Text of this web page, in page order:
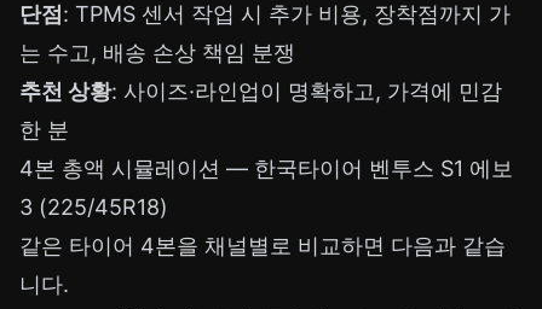
단점 : TPMS 센서 작업 시 추가 비용, 장착점까지 가
는 수고, 배송 손상 책임 분쟁
추천 상황: 사이즈·라인업이 명확하고, 가격에 민감
한 분
4본 총액 시뮬레이션 — 한국타이어 벤투스 S1 에보
3 (225/45R18)
같은 타이어 4본을 채널별로 비교하면 다음과 같습
니다.